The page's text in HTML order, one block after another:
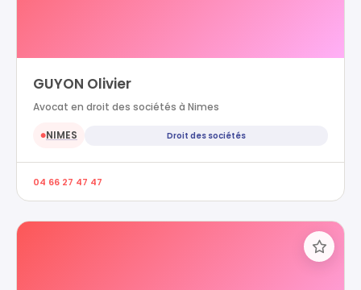
GUYON Olivier
Avocat en droit des sociétés à Nimes
●NIMES Droit des sociétés
04 66 27 47 47